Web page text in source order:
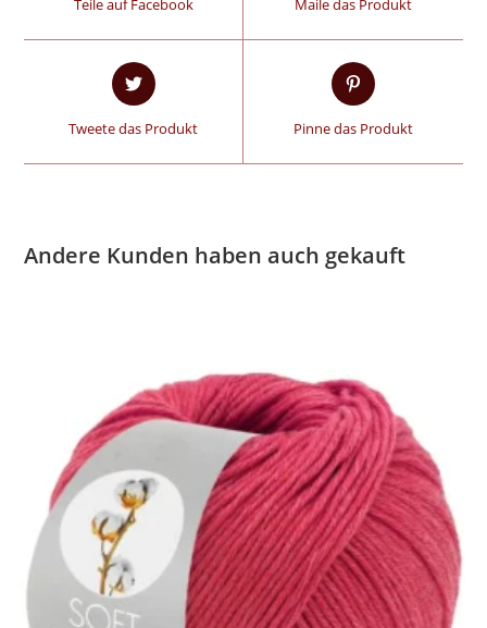
Tweete das Produkt Pinne das Produkt
Andere Kunden haben auch gekauft